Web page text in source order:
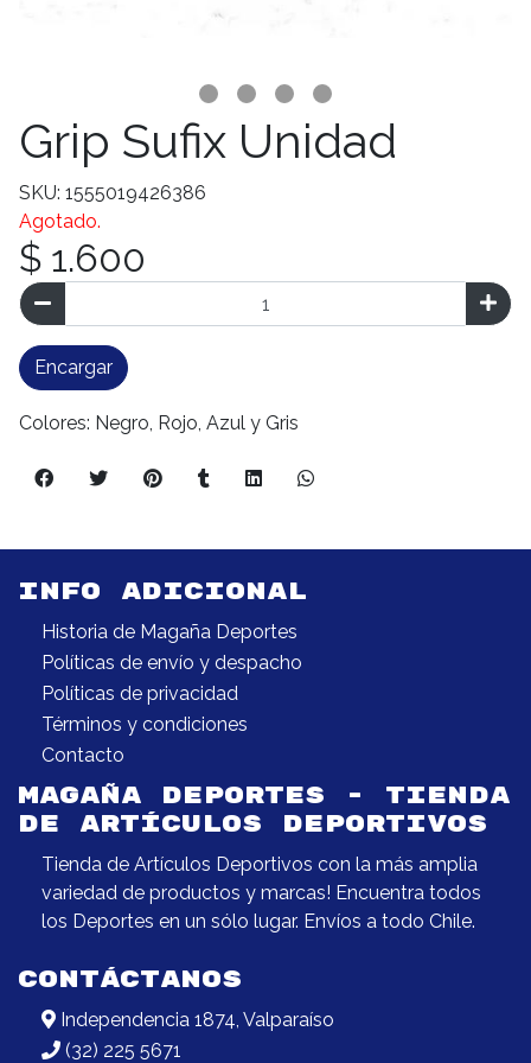
Grip Sufix Unidad
SKU: 1555019426386
Agotado.
$ 1.600
Encargar
Colores: Negro, Rojo, Azul y Gris
INFO ADICIONAL
Historia de Magaña Deportes
Políticas de envío y despacho
Políticas de privacidad
Términos y condiciones
Contacto
MAGAÑA DEPORTES - TIENDA
DE ARTÍCULOS DEPORTIVOS
Tienda de Artículos Deportivos con la más amplia
variedad de productos y marcas! Encuentra todos
los Deportes en un sólo lugar. Envíos a todo Chile.
CONTÁCTANOS
Independencia 1874, Valparaíso
(32) 225 5671